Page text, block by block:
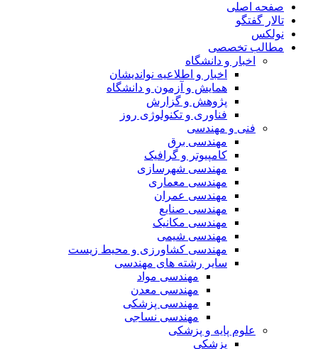
صفحه اصلی
تالار گفتگو
نولکس
مطالب تخصصی
اخبار و دانشگاه
اخبار و اطلاعیه نواندیشان
همایش و آزمون و دانشگاه
پژوهش و گزارش
فناوری و تکنولوژی روز
فنی و مهندسی
مهندسی برق
کامپیوتر و گرافیک
مهندسی شهرسازی
مهندسی معماری
مهندسی عمران
مهندسی صنایع
مهندسی مکانیک
مهندسی شیمی
مهندسی کشاورزی و محیط زیست
سایر رشته های مهندسی
مهندسی مواد
مهندسی معدن
مهندسی پزشکی
مهندسی نساجی
علوم پایه و پزشکی
پزشکی